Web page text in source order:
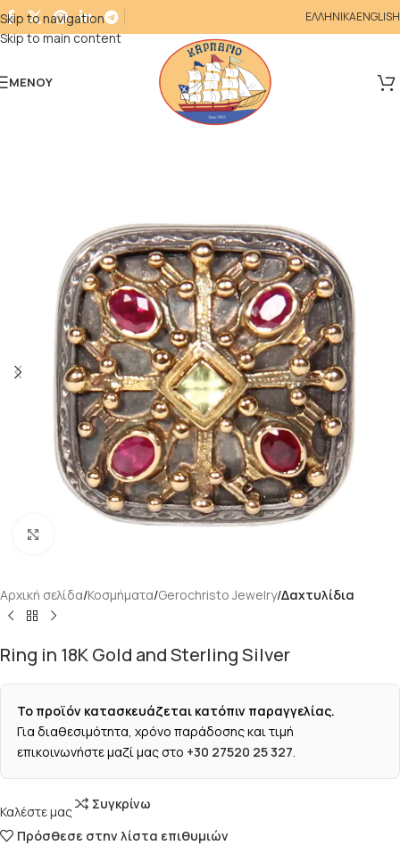
Skip to navigation
Skip to main content
ΕΛΛΗΝΙΚΑENGLISH
ΜΕΝΟΎ
Αρχική σελίδα Κοσμήματα Gerochristo Jewelry Δαχτυλίδια
Ring in 18K Gold and Sterling Silver
Το προϊόν κατασκευάζεται κατόπιν παραγγελίας.
Για διαθεσιμότητα, χρόνο παράδοσης και τιμή
επικοινωνήστε μαζί μας στο +30 27520 25 327.
Καλέστε μας
Συγκρίνω
Πρόσθεσε στην λίστα επιθυμιών